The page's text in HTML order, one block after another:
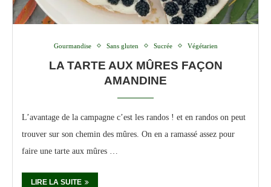
Gourmandise Sans gluten Sucrée Végétarien
LA TARTE AUX MÛRES FAÇON
AMANDINE
L’avantage de la campagne c’est les randos ! et en randos on peut
trouver sur son chemin des mûres. On en a ramassé assez pour
faire une tarte aux mûres …
LIRE LA SUITE